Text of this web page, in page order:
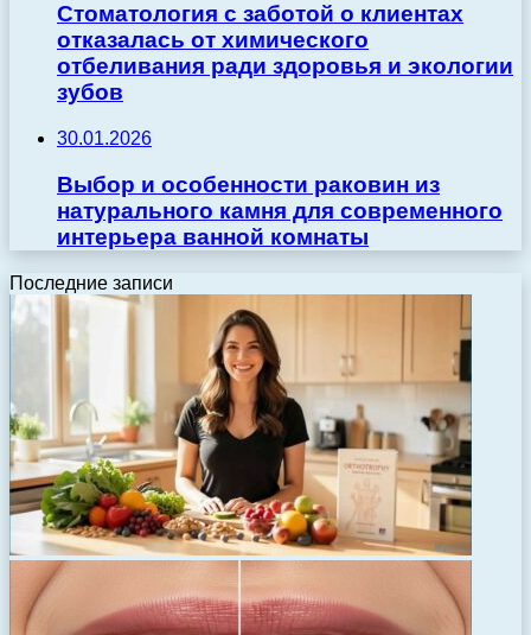
Стоматология с заботой о клиентах
отказалась от химического
отбеливания ради здоровья и экологии
зубов
30.01.2026
Выбор и особенности раковин из
натурального камня для современного
интерьера ванной комнаты
Последние записи